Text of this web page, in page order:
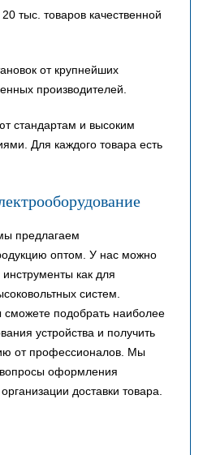
тыс. товаров качественной
от крупнейших
производителей.
стандартам и высоким
Для каждого товара есть
предлагаем
оптом. У нас можно
как для
систем.
подобрать наиболее
устройства и получить
от профессионалов. Мы
оформления
доставки товара.